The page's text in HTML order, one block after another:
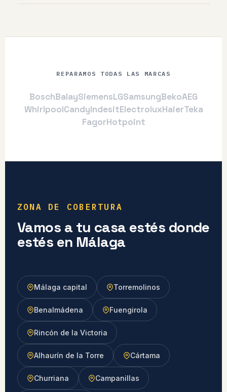
REPARAMOS TODAS LAS MARCAS
BoschBalaySiemensLGSamsungBekoAEG
WhirlpoolCandyIndesitElectroluxHaierTeka
FagorHotpoint
ZONA DE COBERTURA
Vamos a tu casa estés donde
estés en Málaga
Málaga capital Torremolinos
Benalmádena Fuengirola
Rincón de la Victoria
Alhaurín de la Torre Cártama
Churriana Campanillas